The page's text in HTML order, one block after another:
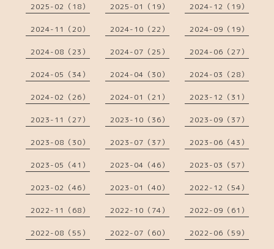
2025-02（18） 2025-01（19） 2024-12（19）
2024-11（20） 2024-10（22） 2024-09（19）
2024-08（23） 2024-07（25） 2024-06（27）
2024-05（34） 2024-04（30） 2024-03（28）
2024-02（26） 2024-01（21） 2023-12（31）
2023-11（27） 2023-10（36） 2023-09（37）
2023-08（30） 2023-07（37） 2023-06（43）
2023-05（41） 2023-04（46） 2023-03（57）
2023-02（46） 2023-01（40） 2022-12（54）
2022-11（68） 2022-10（74） 2022-09（61）
2022-08（55） 2022-07（60） 2022-06（59）